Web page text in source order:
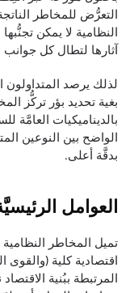
التعرُّض للمخاطر
النظامية لا يمكن
آثارها لتطال كل
لذلك يرصد المتداولون
بغية تحديد بؤر تركُّز
بالديناميكيات
الواضح بين النوعين
بدقَّة أعلى.
العوامل
تميل المخاطر
اقتصادية كلية (والقوى
المرتبطة ببُنية